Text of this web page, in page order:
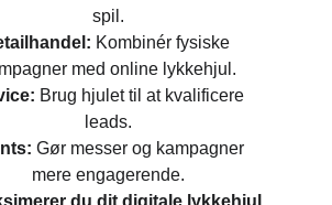
spil.
Kombinér fysiske
med online lykkehjul.
Brug hjulet til at kvalificere
leads.
Gør messer og kampagner
mere engagerende.
du dit digitale lykkehjul